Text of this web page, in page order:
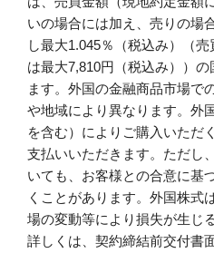
いの場合には加え、売りの場
し最大1.045％（税込み）（
は最大7,810円（税込み））
ます。外国の金融商品市場で
や地域により異なります。外
を含む）によりご購入いただ
支払いいただきます。ただし
いても、お客様との合意に基
くことがあります。外国株式
場の変動等により損失が生じ
詳しくは、契約締結前交付書